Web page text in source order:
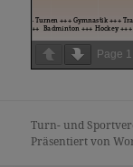
Page 1
Turn- und
Präsentiert von